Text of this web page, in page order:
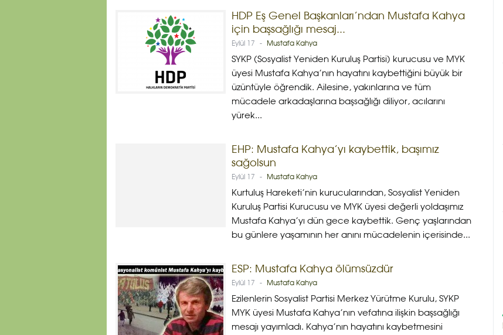
HDP Eş Genel Başkanları’ndan Mustafa Kahya
için başsağlığı mesaj...
Eylül 17 - Mustafa Kahya
SYKP (Sosyalist Yeniden Kuruluş Partisi) kurucusu ve MYK
üyesi Mustafa Kahya’nın hayatını kaybettiğini büyük bir
üzüntüyle öğrendik. Ailesine, yakınlarına ve tüm
mücadele arkadaşlarına başsağlığı diliyor, acılarını
yürek...
EHP: Mustafa Kahya’yı kaybettik, başımız
sağolsun
Eylül 17 - Mustafa Kahya
Kurtuluş Hareketi’nin kurucularından, Sosyalist Yeniden
Kuruluş Partisi Kurucusu ve MYK üyesi değerli yoldaşımız
Mustafa Kahya’yı dün gece kaybettik. Genç yaşlarından
bu günlere yaşamının her anını mücadelenin içerisinde...
ESP: Mustafa Kahya ölümsüzdür
Eylül 17 - Mustafa Kahya
Ezilenlerin Sosyalist Partisi Merkez Yürütme Kurulu, SYKP
MYK üyesi Mustafa Kahya’nın vefatına ilişkin başsağlığı
mesajı yayımladı. Kahya’nın hayatını kaybetmesini